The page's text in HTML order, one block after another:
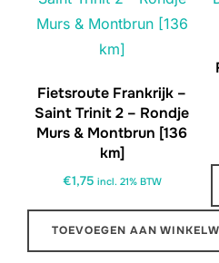
Fietsroute Frankrijk –
Saint Trinit 2 – Rondje
Murs & Montbrun [136
km]
€1,75 incl. 21% BTW
TOEVOEGEN AAN